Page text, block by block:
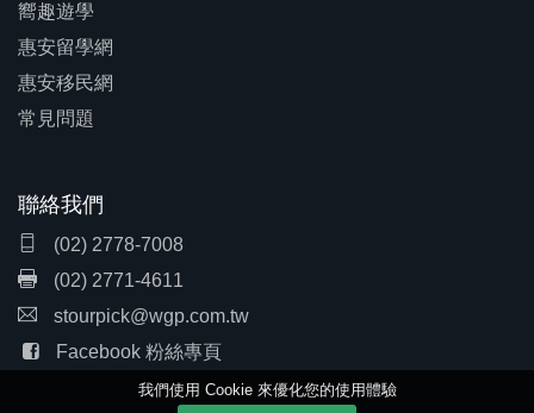
我們使用 Cookie 來優化您的使用體驗
嚮趣遊學
惠安留學網
惠安移民網
常見問題
聯絡我們
(02) 2778-7008
(02) 2771-4611
stourpick@wgp.com.tw
Facebook 粉絲專頁